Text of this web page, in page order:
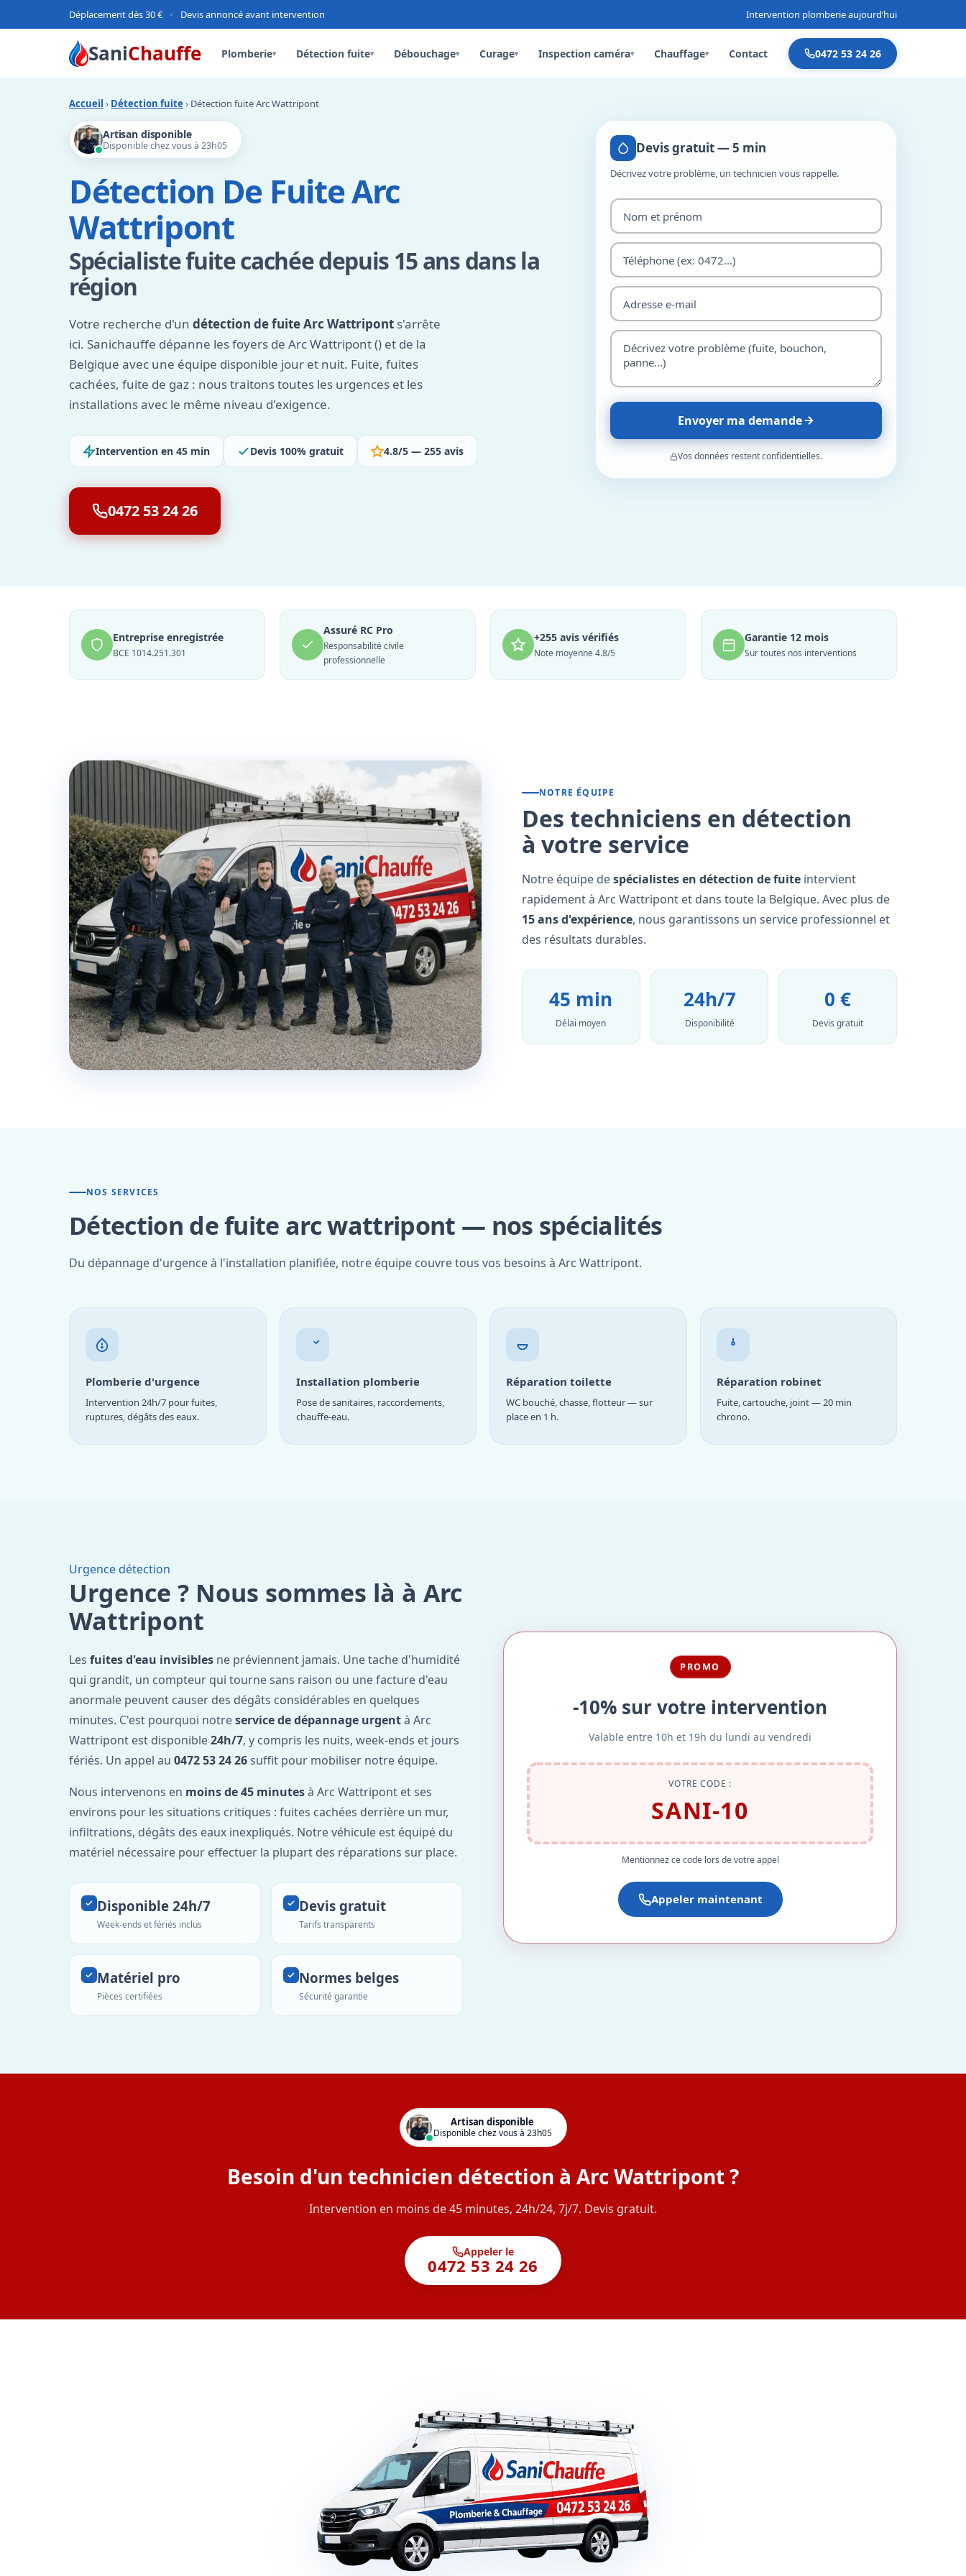
Déplacement dès 30 € • Devis annoncé avant intervention Intervention plomberie aujourd’hui
SaniChauffe Plomberie▾ Détection fuite▾ Débouchage▾ Curage▾ Inspection caméra▾ Chauffage▾ Contact 0472 53 24 26
Accueil › Détection fuite › Détection fuite Arc Wattripont
Artisan disponible
Disponible chez vous à 23h05
Détection De Fuite Arc
Wattripont
Spécialiste fuite cachée depuis 15 ans dans la
région
Votre recherche d'un détection de fuite Arc Wattripont s'arrête
ici. Sanichauffe dépanne les foyers de Arc Wattripont () et de la
Belgique avec une équipe disponible jour et nuit. Fuite, fuites
cachées, fuite de gaz : nous traitons toutes les urgences et les
installations avec le même niveau d'exigence.
Intervention en 45 min Devis 100% gratuit 4.8/5 — 255 avis
0472 53 24 26
Devis gratuit — 5 min
Décrivez votre problème, un technicien vous rappelle.
Envoyer ma demande
Vos données restent confidentielles.
Entreprise enregistrée
BCE 1014.251.301
Assuré RC Pro
Responsabilité civile
professionnelle
+255 avis vérifiés
Note moyenne 4.8/5
Garantie 12 mois
Sur toutes nos interventions
NOTRE ÉQUIPE
Des techniciens en détection
à votre service
Notre équipe despécialistes en détection de fuite intervient
rapidement à Arc Wattripont et dans toute la Belgique. Avec plus de
15 ans d'expérience, nous garantissons un service professionnel et
des résultats durables.
45 min
Délai moyen
24h/7
Disponibilité
0 €
Devis gratuit
NOS SERVICES
Détection de fuite arc wattripont — nos spécialités
Du dépannage d'urgence à l'installation planifiée, notre équipe couvre tous vos besoins à Arc Wattripont.
Plomberie d'urgence
Intervention 24h/7 pour fuites,
ruptures, dégâts des eaux.
Installation plomberie
Pose de sanitaires, raccordements,
chauffe-eau.
Réparation toilette
WC bouché, chasse, flotteur — sur
place en 1 h.
Réparation robinet
Fuite, cartouche, joint — 20 min
chrono.
Urgence détection
Urgence ? Nous sommes là à Arc
Wattripont
Les fuites d'eau invisibles ne préviennent jamais. Une tache d'humidité
qui grandit, un compteur qui tourne sans raison ou une facture d'eau
anormale peuvent causer des dégâts considérables en quelques
minutes. C'est pourquoi notreservice de dépannage urgentà Arc
Wattripont est disponible24h/7, y compris les nuits, week-ends et jours
fériés. Un appel au 0472 53 24 26suffit pour mobiliser notre équipe.
Nous intervenons en moins de 45 minutesà Arc Wattripont et ses
environs pour les situations critiques : fuites cachées derrière un mur,
infiltrations, dégâts des eaux inexpliqués. Notre véhicule est équipé du
matériel nécessaire pour effectuer la plupart des réparations sur place.
Disponible 24h/7
Week-ends et fériés inclus
Devis gratuit
Tarifs transparents
Matériel pro
Pièces certifiées
Normes belges
Sécurité garantie
PROMO
-10% sur votre intervention
Valable entre 10h et 19h du lundi au vendredi
VOTRE CODE :
SANI-10
Mentionnez ce code lors de votre appel
Appeler maintenant
Artisan disponible
Disponible chez vous à 23h05
Besoin d'un technicien détection à Arc Wattripont ?
Intervention en moins de 45 minutes, 24h/24, 7j/7. Devis gratuit.
Appeler le
0472 53 24 26